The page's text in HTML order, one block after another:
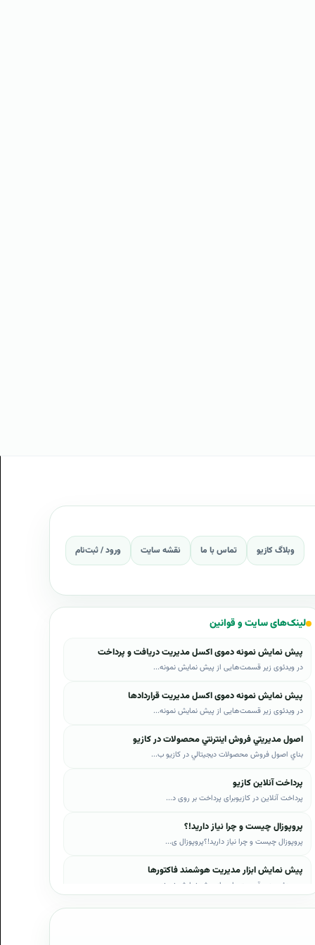
وبلاگ کازیو تماس با ما نقشه سایت ورود / ثبت‌نام
لینک‌های سایت و قوانین
پیش نمایش نمونه دموی اکسل مدیریت دریافت و پرداخت
در ویدئوی زیر قسمت‌هایی از پیش نمایش نمونه...
پیش نمایش نمونه دموی اکسل مدیریت قراردادها
در ویدئوی زیر قسمت‌هایی از پیش نمایش نمونه...
اصول مديريتي فروش اينترنتي محصولات در کازيو
بناي اصول فروش محصولات ديجيتالي در کازيو ب...
پرداخت آنلاین کازیو
پرداخت آنلاین در کازیوبرای پرداخت بر روی د...
پروپوزال چیست و چرا نیاز دارید!؟
پروپوزال چیست و چرا نیاز دارید!؟پروپوزال ی...
پیش نمایش ابزار مدیریت هوشمند فاکتورها
در ویدئوی زیر قسمت‌هایی از پیش نمایش نمونه...